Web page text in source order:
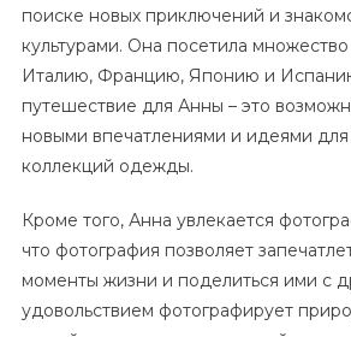
поиске новых приключений и
культурами. Она посетила
Италию, Францию, Японию и
путешествие для Анны – это
новыми впечатлениями и идеями для
коллекций одежды.
Кроме того, Анна увлекается
что фотография позволяет
моменты жизни и поделиться ими с
удовольствием фотографирует